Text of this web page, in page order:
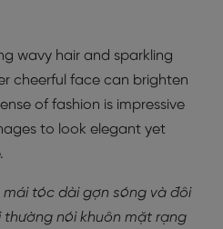
wavy hair and sparkling
cheerful face can brighten
of fashion is impressive
to look elegant yet
mái tóc dài gợn sóng và đôi
nói khuôn mặt rạng